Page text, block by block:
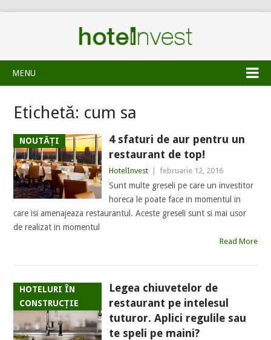
MENU
Etichetă: cum sa
NOUTĂȚI
4 sfaturi de aur pentru un
restaurant de top!
HotelInvest februarie 12, 2016
Sunt multe greseli pe care un investitor
horeca le poate face in momentul in
care isi amenajeaza restaurantul. Aceste greseli sunt si mai usor
de realizat in momentul
Read More
HOTELURI ÎN
CONSTRUCȚIE
Legea chiuvetelor de
restaurant pe intelesul
tuturor. Aplici regulile sau
te speli pe maini?